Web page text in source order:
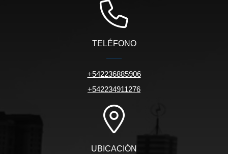
TELÉFONO
+542236885906
+542234911276
UBICACIÓN